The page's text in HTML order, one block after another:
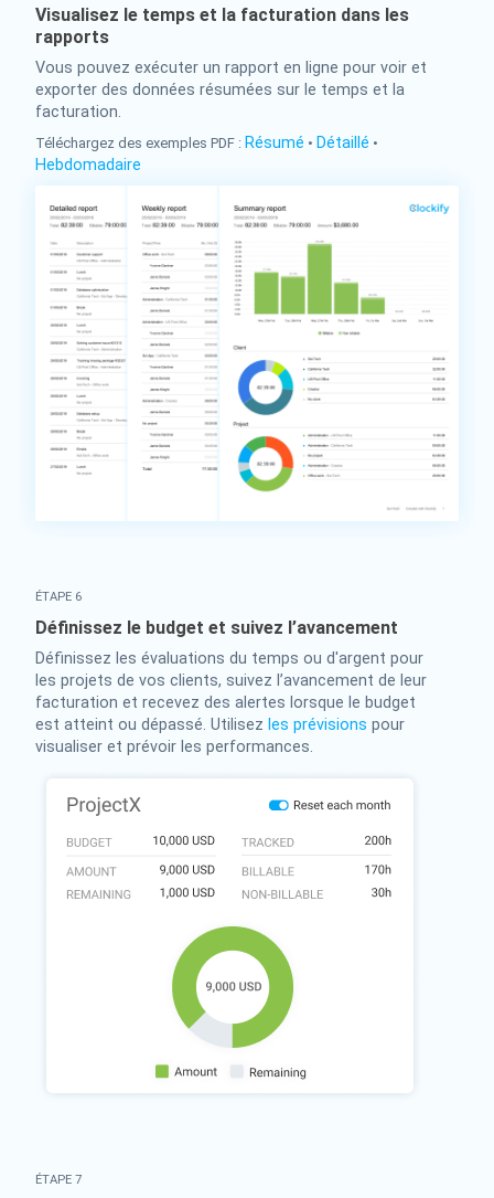
Visualisez le temps et la facturation dans les
rapports
Vous pouvez exécuter un rapport en ligne pour voir et
exporter des données résumées sur le temps et la
facturation.
Téléchargez des exemples PDF : Résumé • Détaillé •
Hebdomadaire
ÉTAPE 6
Définissez le budget et suivez l’avancement
Définissez les évaluations du temps ou d'argent pour
les projets de vos clients, suivez l’avancement de leur
facturation et recevez des alertes lorsque le budget
est atteint ou dépassé. Utilisez les prévisions pour
visualiser et prévoir les performances.
ÉTAPE 7